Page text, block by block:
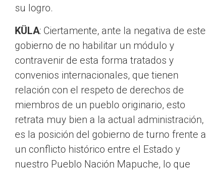
su logro.
KÜLA: Ciertamente, ante la negativa de este
gobierno de no habilitar un módulo y
contravenir de esta forma tratados y
convenios internacionales, que tienen
relación con el respeto de derechos de
miembros de un pueblo originario, esto
retrata muy bien a la actual administración,
es la posición del gobierno de turno frente a
un conflicto histórico entre el Estado y
nuestro Pueblo Nación Mapuche, lo que